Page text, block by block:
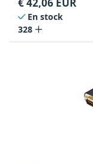
En stock
328